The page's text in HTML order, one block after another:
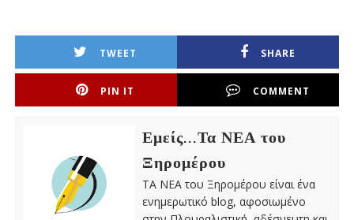
TWEET SHARE
PIN IT COMMENT
Εμείς...Τα ΝΕΑ του
Ξηρομέρου
ΤΑ ΝΕΑ του Ξηρομέρου είναι ένα
ενημερωτικό blog, αφοσιωμένο